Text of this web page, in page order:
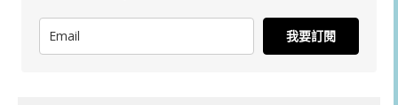
我要訂閱